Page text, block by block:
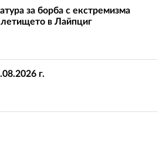
за борба с екстремизма
летището в Лайпциг
г.